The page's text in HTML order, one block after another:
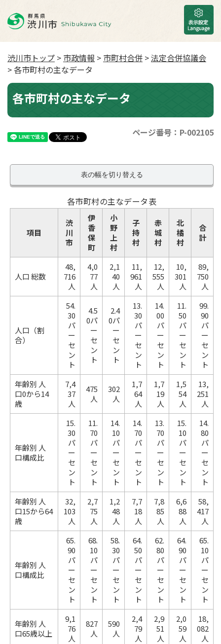
渋川市トップ > 市政情報 > 市町村合併 >法定合併協議会
> 各市町村の主なデータ
各市町村の主なデータ
ページ番号：P-002105
表の幅を切り替える
各市町村の主なデータ表
項目
渋
川
市
伊
香
保
町
小
野
上
村
子
持
村
赤
城
村
北
橘
村
合
計
人口 総数
48,
716
人
4,0
77
人
2,1
40
人
11,
961
人
12,
555
人
10,
301
人
89,
750
人
人口（割
合）
54.
30
パ
ー
セ
ン
ト
4.5
0パ
ー
セ
ン
ト
2.4
0パ
ー
セ
ン
ト
13.
30
パ
ー
セ
ン
ト
14.
00
パ
ー
セ
ン
ト
11.
50
パ
ー
セ
ン
ト
99.
90
パ
ー
セ
ン
ト
年齢別 人
口0から14
歳
7,4
37
人
475
人
302
人
1,7
64
人
1,7
19
人
1,5
54
人
13,
251
人
年齢別 人
口構成比
15.
30
パ
ー
セ
ン
ト
11.
70
パ
ー
セ
ン
ト
14.
10
パ
ー
セ
ン
ト
14.
70
パ
ー
セ
ン
ト
13.
70
パ
ー
セ
ン
ト
15.
10
パ
ー
セ
ン
ト
14.
80
パ
ー
セ
ン
ト
年齢別 人
口15から64
歳
32,
103
人
2,7
75
人
1,2
48
人
7,7
18
人
7,8
85
人
6,6
88
人
58,
417
人
年齢別 人
口構成比
65.
90
パ
ー
セ
ン
ト
68.
10
パ
ー
セ
ン
ト
58.
30
パ
ー
セ
ン
ト
64.
50
パ
ー
セ
ン
ト
62.
80
パ
ー
セ
ン
ト
64.
90
パ
ー
セ
ン
ト
65.
10
パ
ー
セ
ン
ト
年齢別 人
口65歳以上
9,1
76
人
827
人
590
人
2,4
79
人
2,9
51
人
2,0
59
人
18,
082
人